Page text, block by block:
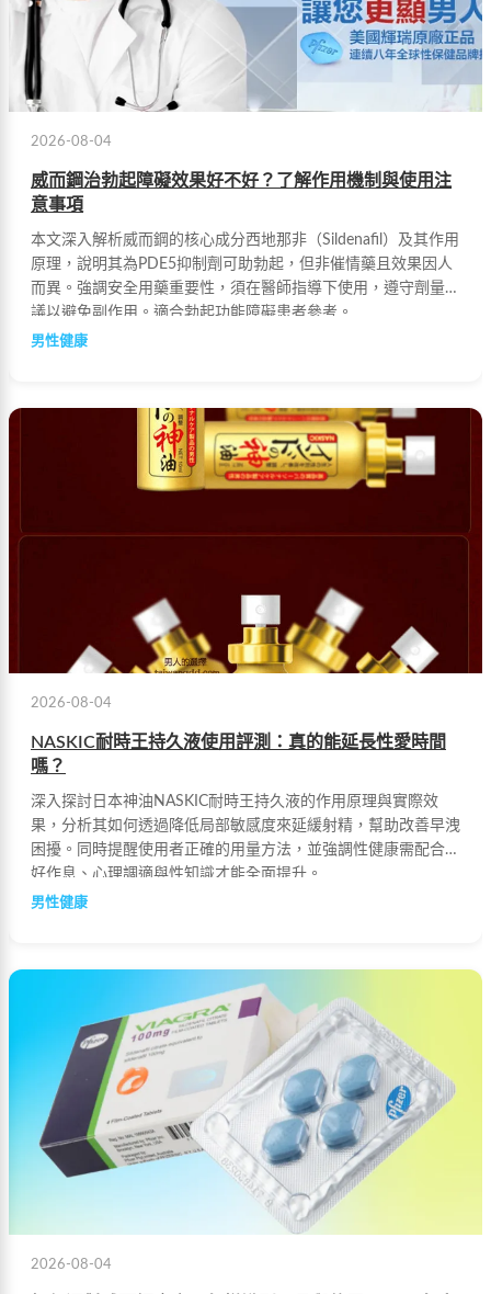
2026-08-04
威而鋼治勃起障礙效果好不好？了解作用機制與使用注
意事項
本文深入解析威而鋼的核心成分西地那非（Sildenafil）及其作用
原理，說明其為PDE5抑制劑可助勃起，但非催情藥且效果因人
而異。強調安全用藥重要性，須在醫師指導下使用，遵守劑量建
議以避免副作用。適合勃起功能障礙患者參考。
男性健康
2026-08-04
NASKIC耐時王持久液使用評測：真的能延長性愛時間
嗎？
深入探討日本神油NASKIC耐時王持久液的作用原理與實際效
果，分析其如何透過降低局部敏感度來延緩射精，幫助改善早洩
困擾。同時提醒使用者正確的用量方法，並強調性健康需配合良
好作息、心理調適與性知識才能全面提升。
男性健康
2026-08-04